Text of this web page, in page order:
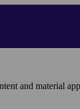
and material